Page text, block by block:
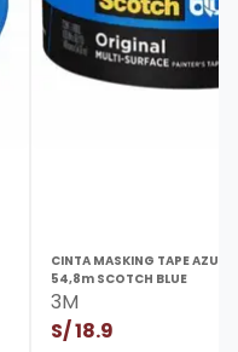
CINTA MASKING TAPE AZUL
54,8m SCOTCH BLUE
3M
S/18.9